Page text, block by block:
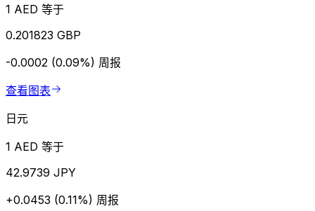
1 AED 等于
0.201823 GBP
-0.0002 (0.09%) 周报
查看图表
日元
1 AED 等于
42.9739 JPY
+0.0453 (0.11%) 周报